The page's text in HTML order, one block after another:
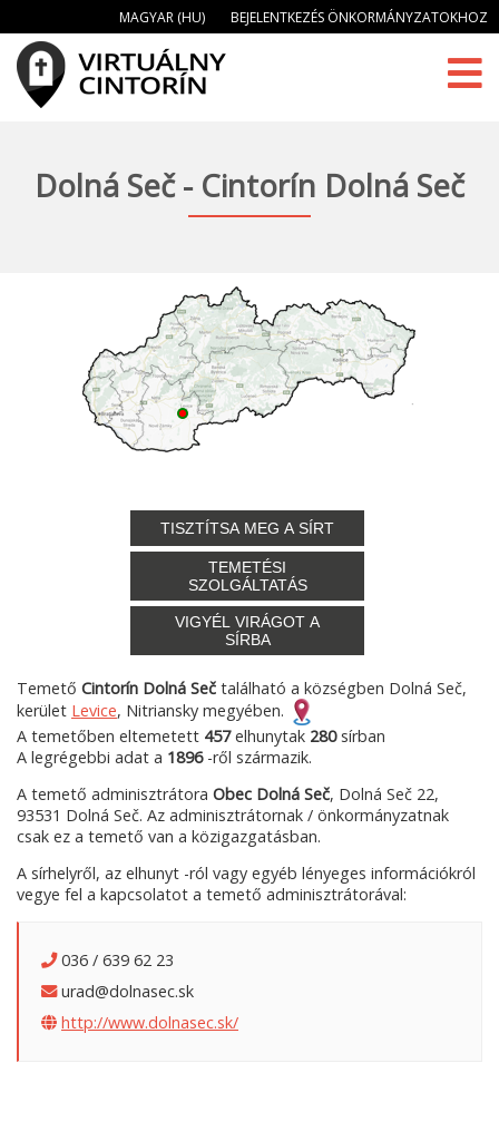
MAGYAR (HU) BEJELENTKEZÉS ÖNKORMÁNYZATOKHOZ
Dolná Seč - Cintorín Dolná Seč
TISZTÍTSA MEG A SÍRT
TEMETÉSI
SZOLGÁLTATÁS
VIGYÉL VIRÁGOT A
SÍRBA
Temető Cintorín Dolná Seč található a községben Dolná Seč,
kerület Levice, Nitriansky megyében.
A temetőben eltemetett 457elhunytak 280sírban
A legrégebbi adat a 1896-ről származik.
A temető adminisztrátora Obec Dolná Seč, Dolná Seč 22,
93531 Dolná Seč. Az adminisztrátornak / önkormányzatnak
csak ez a temető van a közigazgatásban.
A sírhelyről, az elhunyt -ról vagy egyéb lényeges információkról
vegye fel a kapcsolatot a temető adminisztrátorával:
036 / 639 62 23
urad@dolnasec.sk
http://www.dolnasec.sk/